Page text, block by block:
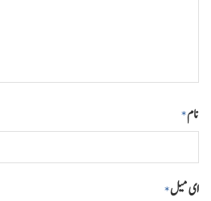
نام*
ای میل*